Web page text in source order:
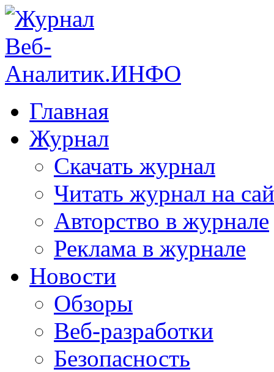
Главная
Журнал
Скачать журнал
Читать журнал на
Авторство в журнале
Реклама в журнале
Новости
Обзоры
Веб-разработки
Безопасность